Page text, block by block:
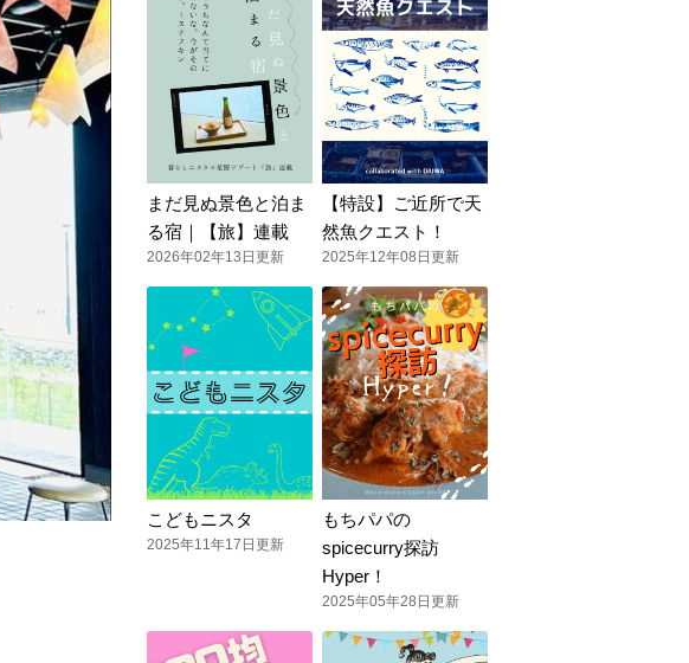
まだ見ぬ景色と泊ま
る宿｜【旅】連載
2026年02年13日更新
【特設】ご近所で天
然魚クエスト！
2025年12年08日更新
こどもニスタ
2025年11年17日更新
もちパパの
spicecurry探訪
Hyper！
2025年05年28日更新